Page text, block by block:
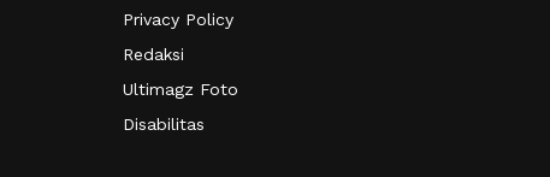
Privacy Policy
Redaksi
Ultimagz Foto
Disabilitas